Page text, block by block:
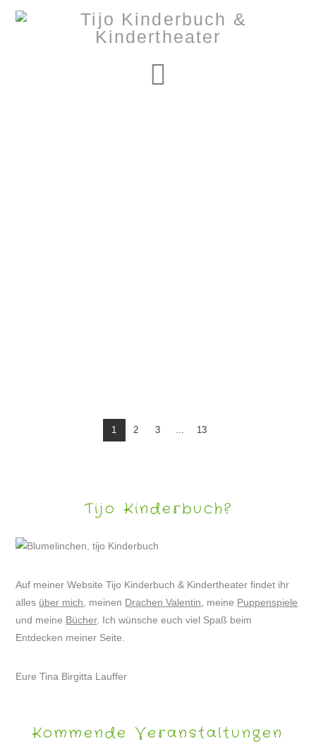
1 2 3 13
Tijo Kinderbuch?
Auf meiner Website Tijo Kinderbuch & Kindertheater findet ihr
alles über mich , meinen Drachen Valentin , meine Puppenspiele
und meine Bücher. Ich wünsche euch viel Spaß beim
Entdecken meiner Seite.
Eure Tina Birgitta Lauffer
Kommende Veranstaltungen